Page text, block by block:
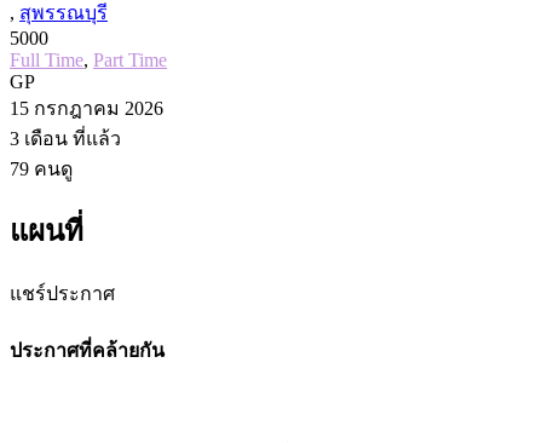
, สุพรรณบุรี
5000
Full Time, Part Time
GP
15 กรกฎาคม 2026
3 เดือน ที่แล้ว
79 คนดู
แผนที่
แชร์ประกาศ
ประกาศที่คล้ายกัน